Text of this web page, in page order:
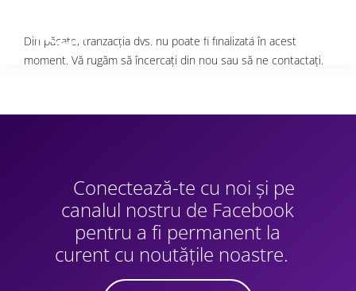
Din păcate, tranzacția dvs. nu poate fi finalizată în acest
moment. Vă rugăm să încercați din nou sau să ne contactați.
Conectează-te cu noi și pe
canalul nostru de Facebook
pentru a fi permanent la
curent cu noutățile noastre.